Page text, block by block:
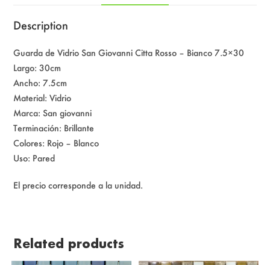
Description
Guarda de Vidrio San Giovanni Citta Rosso – Bianco 7.5×30
Largo: 30cm
Ancho: 7.5cm
Material: Vidrio
Marca: San giovanni
Terminación: Brillante
Colores: Rojo – Blanco
Uso: Pared
El precio corresponde a la unidad.
Related products